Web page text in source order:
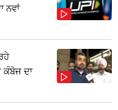
ਨਵਾਂ
ਕੰਬੋਜ ਦਾ